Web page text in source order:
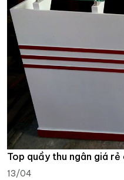
Top quầy thu ngân giá rẻ
13/04